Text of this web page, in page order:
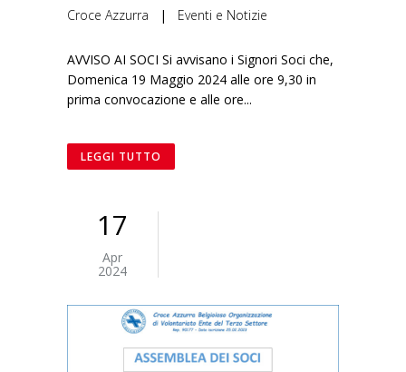
Croce Azzurra | Eventi e Notizie
AVVISO AI SOCI Si avvisano i Signori Soci che,
Domenica 19 Maggio 2024 alle ore 9,30 in
prima convocazione e alle ore...
LEGGI TUTTO
17
Apr
2024